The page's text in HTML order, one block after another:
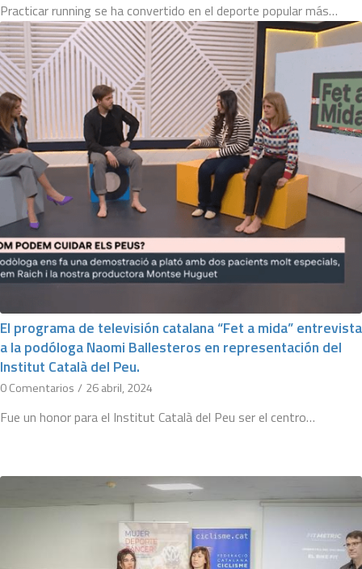
Practicar running se ha convertido en el deporte popular más…
El programa de televisión catalana “Fet a mida” entrevista
a la podóloga Naomi Ballesteros en representación del
Institut Català del Peu.
0 Comentarios / 26 abril, 2024
Fue un honor para el Institut Català del Peu ser el centro…